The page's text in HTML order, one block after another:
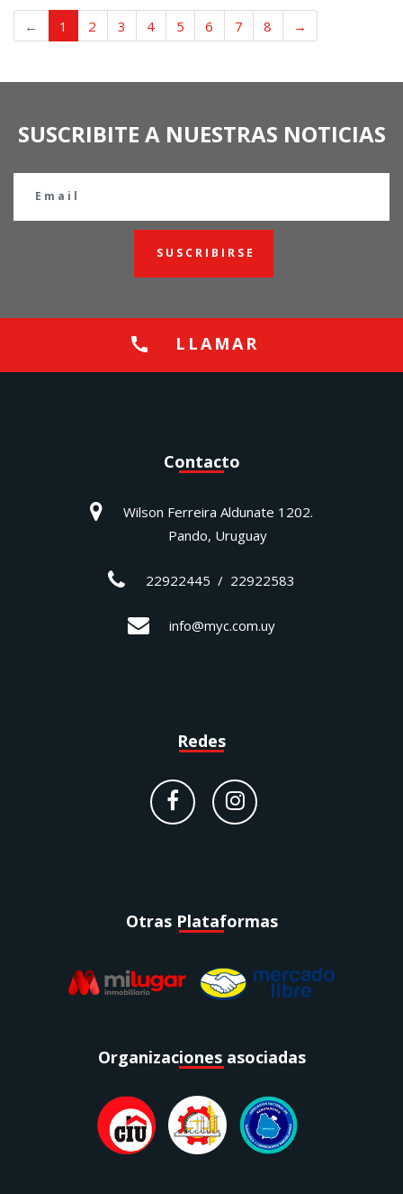
← 1 2 3 4 5 6 7 8 →
SUSCRIBITE A NUESTRAS NOTICIAS
SUSCRIBIRSE
LLAMAR
Contacto
Wilson Ferreira Aldunate 1202.
Pando, Uruguay
22922445 / 22922583
info@myc.com.uy
Redes
Otras Plataformas
Organizaciones asociadas